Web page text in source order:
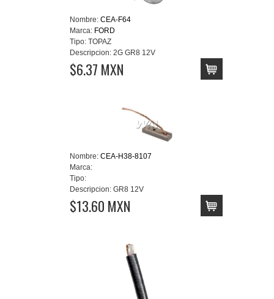
Nombre: CEA-F64
Marca: FORD
Tipo: TOPAZ
Descripcion: 2G GR8 12V
$6.37 MXN
Nombre: CEA-H38-8107
Marca:
Tipo:
Descripcion: GR8 12V
$13.60 MXN